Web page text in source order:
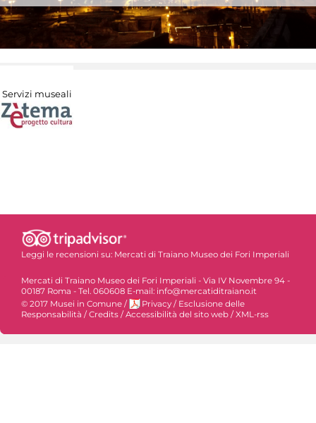
Servizi museali
Leggi le recensioni su: Mercati di Traiano Museo dei Fori Imperiali
Mercati di Traiano Museo dei Fori Imperiali - Via IV Novembre 94 -
00187 Roma - Tel. 060608 E-mail: info@mercatiditraiano.it
© 2017 Musei in Comune / Privacy / Esclusione delle
Responsabilità /Credits /Accessibilità del sito web /XML-rss